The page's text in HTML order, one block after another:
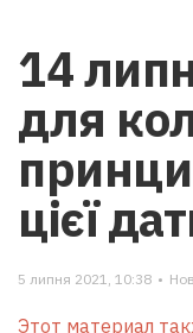
14
для
цієї
5 липня 2021, 10:38 •
Этот материал